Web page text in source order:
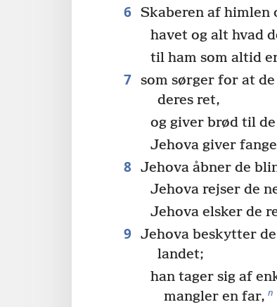
6 Skaberen af himlen
havet og alt hvad
til ham som altid
7 som sørger for at
deres ret,
og giver brød til
Jehova giver
8 Jehova åbner de
Jehova rejser de
Jehova elsker de
9 Jehova beskytter
landet;
han tager sig af
mangler en far, n